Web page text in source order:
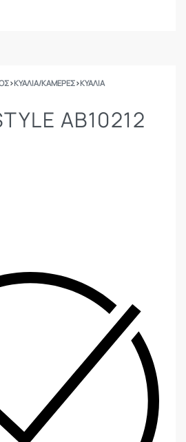
›ΚΥΆΛΙΑ/ΚΆΜΕΡΕΣ›ΚΥΆΛΙΑ
AB10212